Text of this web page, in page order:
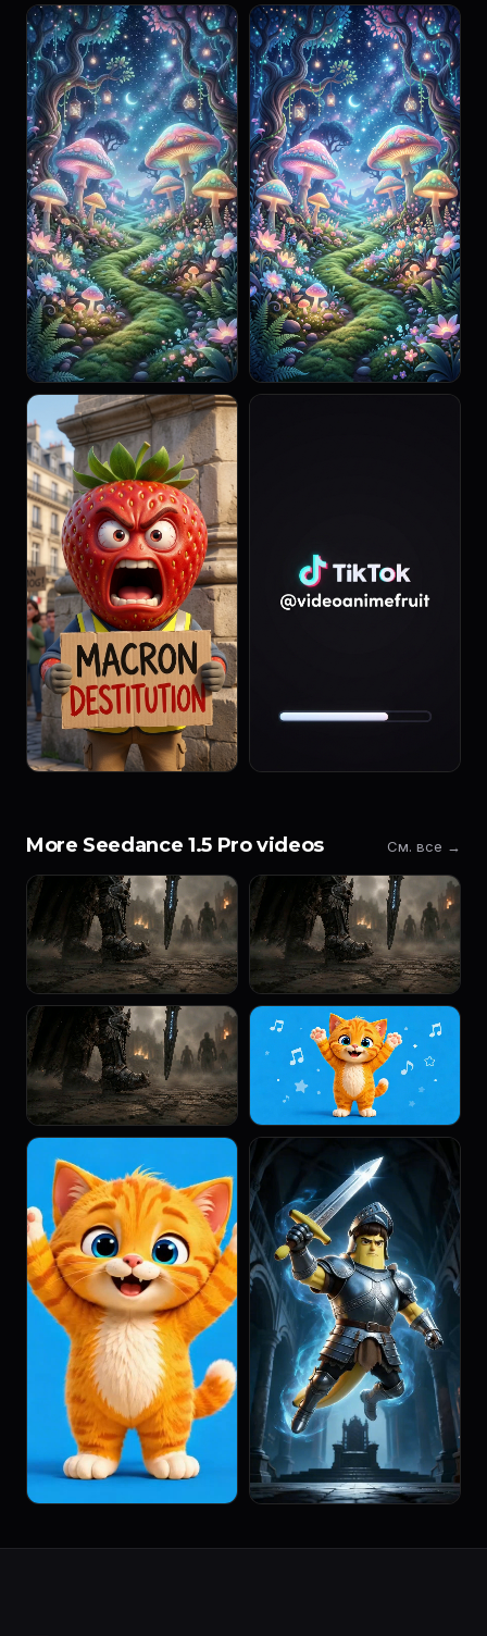
More Seedance 1.5 Pro videos См. все →